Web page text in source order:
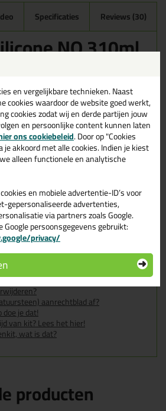
Specificaties Reviews (30)
NO 310ml
in de kleur Transparant is te gebruiken
Een duurzame en veelzijdige kit
is. Perfect als je een bijpassende
een topresultaat. Bestel de Zwaluw
Transparant vandaag nog! Op voorraad
= morgen in huis.
toepassing en kenmerken van dit
Zwaluw Silicone
dit product gebruikt:
dat!
je dat!
nodig voor mijn Zwaluw of Den Braven
aanrechtblad af?
je dat!
van kit? Lees het hier!
wat is dat?
producten
en vergelijkbare technieken. Naast
cookies waardoor de website goed werkt,
cookies zodat wij en derde partijen jouw
en persoonlijke content kunnen laten
ons cookiebeleid. Door op "Cookies
akkoord met alle cookies. Indien je kiest
alleen functionele en analytische
en mobiele advertentie-ID’s voor
gepersonaliseerde advertenties,
via partners zoals Google.
persoonsgegevens gebruikt:
privacy/